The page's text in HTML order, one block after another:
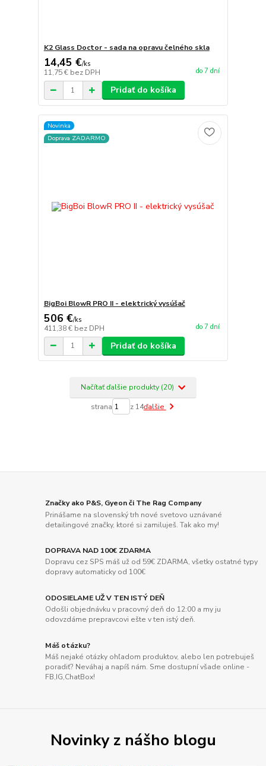
K2 Glass Doctor - sada na opravu čelného skla
14,45 €/ks
11,75 € bez DPH do 7 dní
Pridať do košíka
Novinka
Doprava ZADARMO
BigBoi BlowR PRO II - elektrický vysúšač
506 €/ks
411,38 € bez DPH do 7 dní
Pridať do košíka
Načítať ďalšie produkty (20)
strana z 14ďalšie
Značky ako P&S, Gyeon či The Rag Company
Prinášame na slovenský trh nové svetovo uznávané
detailingové značky, ktoré si zamiluješ. Tak ako my!
DOPRAVA NAD 100€ ZDARMA
Dopravu cez SPS máš už od 59€ ZDARMA, všetky ostatné typy
dopravy automaticky od 100€
ODOSIELAME UŽ V TEN ISTÝ DEŇ
Odošli objednávku v pracovný deň do 12:00 a my ju
odovzdáme prepravcovi ešte v ten istý deň.
Máš otázku?
Máš nejaké otázky ohľadom produktov, alebo len potrebuješ
poradiť? Neváhaj a napíš nám. Sme dostupní všade online -
FB,IG,ChatBox!
Novinky z nášho blogu